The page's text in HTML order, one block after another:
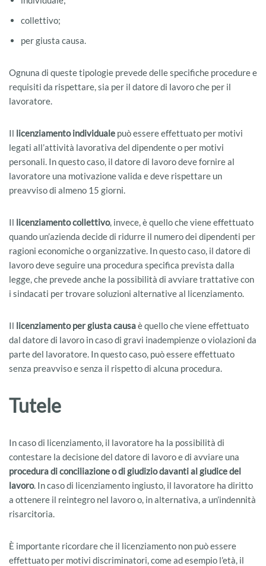
collettivo;
per giusta causa.
Ognuna di queste tipologie prevede delle specifiche procedure e
requisiti da rispettare, sia per il datore di lavoro che per il
lavoratore.
Il licenziamento individuale può essere effettuato per motivi
legati all’attività lavorativa del dipendente o per motivi
personali. In questo caso, il datore di lavoro deve fornire al
lavoratore una motivazione valida e deve rispettare un
preavviso di almeno 15 giorni.
Il licenziamento collettivo, invece, è quello che viene effettuato
quando un’azienda decide di ridurre il numero dei dipendenti per
ragioni economiche o organizzative. In questo caso, il datore di
lavoro deve seguire una procedura specifica prevista dalla
legge, che prevede anche la possibilità di avviare trattative con
i sindacati per trovare soluzioni alternative al licenziamento.
Il licenziamento per giusta causaè quello che viene effettuato
dal datore di lavoro in caso di gravi inadempienze o violazioni da
parte del lavoratore. In questo caso, può essere effettuato
senza preavviso e senza il rispetto di alcuna procedura.
Tutele
In caso di licenziamento, il lavoratore ha la possibilità di
contestare la decisione del datore di lavoro e di avviare una
procedura di conciliazione o di giudizio davanti al giudice del
lavoro. In caso di licenziamento ingiusto, il lavoratore ha diritto
a ottenere il reintegro nel lavoro o, in alternativa, a un’indennità
risarcitoria.
È importante ricordare che il licenziamento non può essere
effettuato per motivi discriminatori, come ad esempio l’età, il